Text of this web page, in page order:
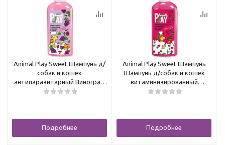
Animal Play Sweet Шампунь д/
собак и кошек
антипаразитарный Виноград
и гвоздика 300мл
Подробнее
Animal Play Sweet Шампунь
Шампунь д/собак и кошек
витаминизированный
Вишневый пай 300мл
Подробнее